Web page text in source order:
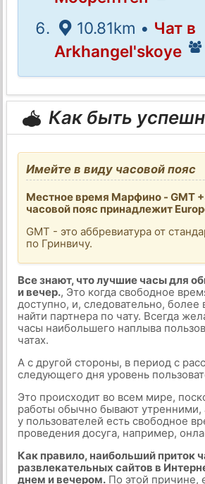
10.81km • Чат в
Arkhangel'skoye
Как быть
Имейте в виду часовой пояс
Местное время Марфино - GMT
часовой пояс принадлежит
GMT - это аббревиатура от
по Гринвичу.
Все знают, что лучшие часы для
и вечер., Это когда свободное
доступно, и, следовательно, более
найти партнера по чату. Всегда
часы наибольшего наплыва
чатах.
А с другой стороны, в период с
следующего дня уровень
Это происходит во всем мире,
работы обычно бывают утренними,
у пользователей есть свободное
проведения досуга, например,
Как правило, наибольший приток
развлекательных сайтов в
днем и вечером.По этой причине,